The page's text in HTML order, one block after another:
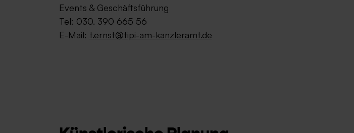
Events & Geschäftsführung
Tel: 030. 390 665 56
E-Mail: t.ernst@tipi-am-kanzleramt.de